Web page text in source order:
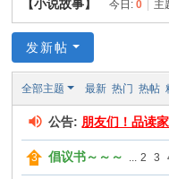
读
园
【小说故事】 今日:0 主
发新帖
全部主题 最新 热门 热帖
公告: 朋友们！品读
倡议书～～～ ... 2 3